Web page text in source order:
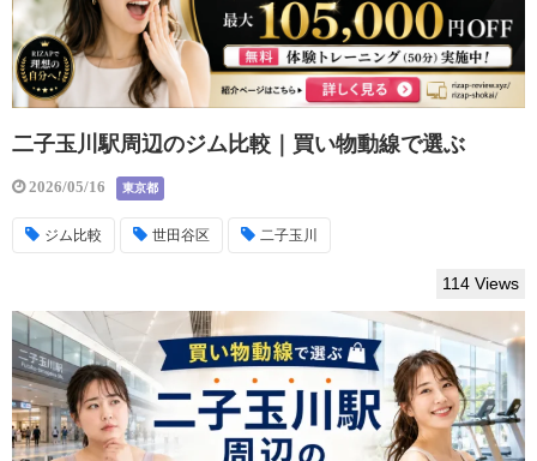
二子玉川駅周辺のジム比較｜買い物動線で選ぶ
2026/05/16 東京都
ジム比較 世田谷区 二子玉川
114 Views